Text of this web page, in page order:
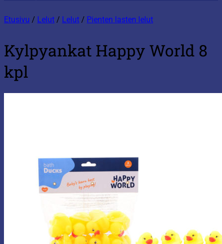
Etusivu / Lelut / Lelut / Pienten lasten lelut
Kylpyankat Happy World 8
kpl